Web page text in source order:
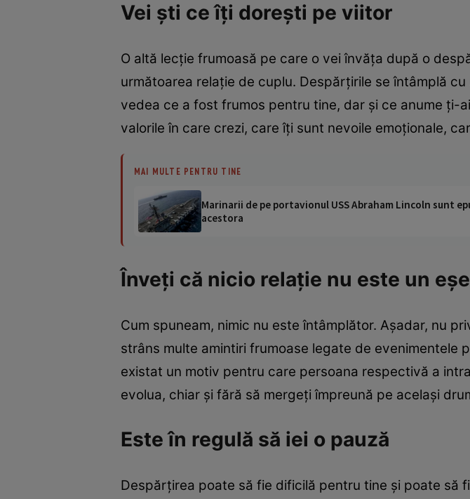
Vei şti ce îţi doreşti pe viitor
O altă lecţie frumoasă pe care o vei învăţa după o
următoarea relaţie de cuplu. Despărţirile se întâmplă
vedea ce a fost frumos pentru tine, dar şi ce anume
valorile în care crezi, care îţi sunt nevoile emoţionale,
MAI MULTE PENTRU TINE
Marinarii de pe portavionul USS Abraham Lincoln sunt
acestora
Înveţi că nicio relaţie nu este un
Cum spuneam, nimic nu este întâmplător. Aşadar, nu
strâns multe amintiri frumoase legate de
existat un motiv pentru care persoana respectivă a
evolua, chiar şi fără să mergeţi împreună pe acelaşi
Este în regulă să iei o pauză
Despărţirea poate să fie dificilă pentru tine şi poate să